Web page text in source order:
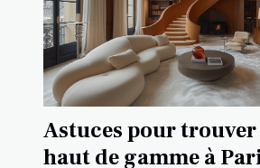
Astuces pour
haut de gamme à